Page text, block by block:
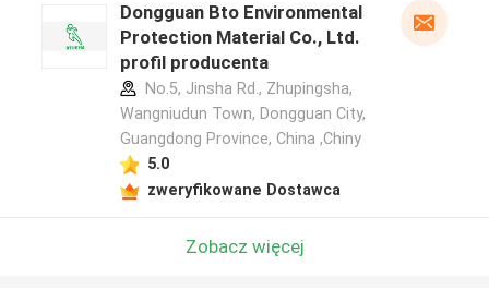
Dongguan Bto Environmental
Protection Material Co., Ltd.
profil producenta
No.5, Jinsha Rd., Zhupingsha,
Wangniudun Town, Dongguan City,
Guangdong Province, China ,Chiny
5.0
zweryfikowane Dostawca
Zobacz więcej